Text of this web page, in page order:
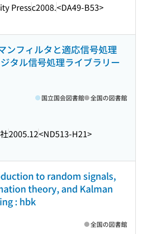
Pressc2008.<DA49-B53>
ンフィルタと適応信号処理
タル信号処理ライブラリー
2005.12<ND513-H21>
国立国会図書館 全国の図書館
to random signals,
theory, and Kalman
: hbk
全国の図書館